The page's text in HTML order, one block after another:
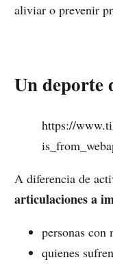
aliviar o prevenir
Un deporte
https://
A diferencia de
articulaciones a
personas
quienes